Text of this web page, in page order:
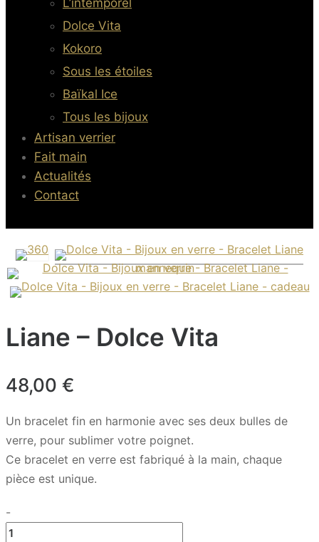
L’intemporel
Dolce Vita
Kokoro
Sous les étoiles
Baïkal Ice
Tous les bijoux
Artisan verrier
Fait main
Actualités
Contact
Liane – Dolce Vita
48,00 €
Un bracelet fin en harmonie avec ses deux bulles de
verre, pour sublimer votre poignet.
Ce bracelet en verre est fabriqué à la main, chaque
pièce est unique.
-
quantité